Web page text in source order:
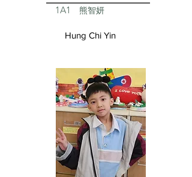
1A1 熊智妍
Hung Chi Yin